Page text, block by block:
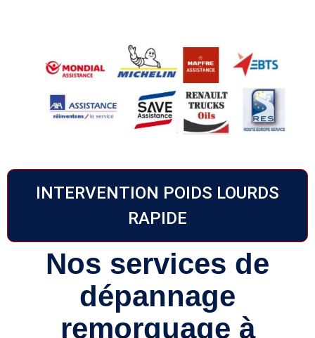
INTERVENTION POIDS LOURDS
RAPIDE
Nos services de
dépannage
remorquage à